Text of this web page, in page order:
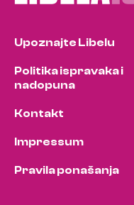
Upoznajte Libelu
Politika ispravaka i
nadopuna
Kontakt
Impressum
Pravila ponašanja